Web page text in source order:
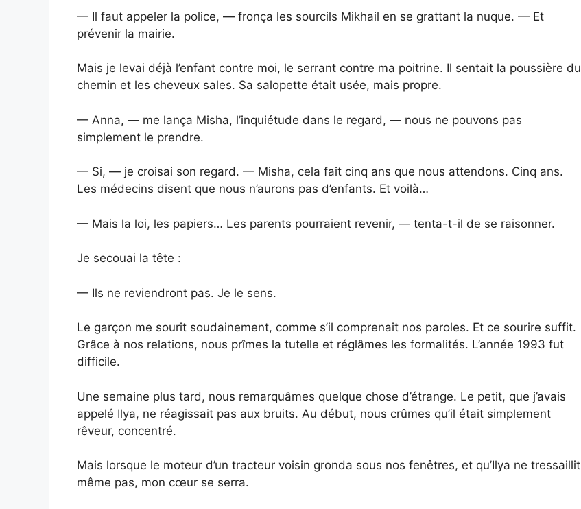
— Il faut appeler la police, — fronça les sourcils Mikhail en se grattant la nuque. — Et
prévenir la mairie.
Mais je levai déjà l’enfant contre moi, le serrant contre ma poitrine. Il sentait la poussière du
chemin et les cheveux sales. Sa salopette était usée, mais propre.
— Anna, — me lança Misha, l’inquiétude dans le regard, — nous ne pouvons pas
simplement le prendre.
— Si, — je croisai son regard. — Misha, cela fait cinq ans que nous attendons. Cinq ans.
Les médecins disent que nous n’aurons pas d’enfants. Et voilà…
— Mais la loi, les papiers… Les parents pourraient revenir, — tenta-t-il de se raisonner.
Je secouai la tête :
— Ils ne reviendront pas. Je le sens.
Le garçon me sourit soudainement, comme s’il comprenait nos paroles. Et ce sourire suffit.
Grâce à nos relations, nous prîmes la tutelle et réglâmes les formalités. L’année 1993 fut
difficile.
Une semaine plus tard, nous remarquâmes quelque chose d’étrange. Le petit, que j’avais
appelé Ilya, ne réagissait pas aux bruits. Au début, nous crûmes qu’il était simplement
rêveur, concentré.
Mais lorsque le moteur d’un tracteur voisin gronda sous nos fenêtres, et qu’Ilya ne tressaillit
même pas, mon cœur se serra.